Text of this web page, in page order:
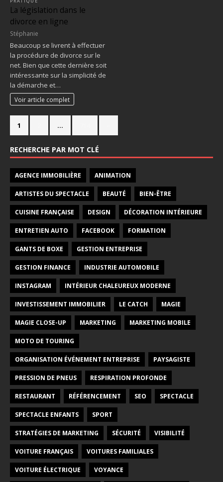
La législation dans le
divorce en ligne
Stéphanie
Beaucoup se livrent à effectuer
la procédure de divorce sur le
net. Bien que cette dernière soit
intéressante sur la simplicité de
la démarche et…
Voir article complet
1 …
RECHERCHE PAR MOT CLÉ
AGENCE IMMOBILIÈRE ANIMATION
ARTISTES DU SPECTACLE BEAUTÉ BIEN-ÊTRE
CUISINE FRANÇAISE DESIGN DÉCORATION INTÉRIEURE
ENTRETIEN AUTO FACEBOOK FORMATION
GANTS DE BOXE GESTION ENTREPRISE
GESTION FINANCE INDUSTRIE AUTOMOBILE
INSTAGRAM INTÉRIEUR CHALEUREUX MODERNE
INVESTISSEMENT IMMOBILIER LE CATCH MAGIE
MAGIE CLOSE-UP MARKETING MARKETING MOBILE
MOTO DE TOURING
ORGANISATION ÉVÉNEMENT ENTREPRISE PAYSAGISTE
PRESSION DE PNEUS RESPIRATION PROFONDE
RESTAURANT RÉFÉRENCEMENT SEO SPECTACLE
SPECTACLE ENFANTS SPORT
STRATÉGIES DE MARKETING SÉCURITÉ VISIBILITÉ
VOITURE FRANÇAIS VOITURES FAMILIALES
VOITURE ÉLECTRIQUE VOYANCE